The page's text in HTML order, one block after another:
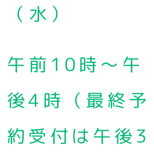
（水）
午前10時～午
後4時（最終予
約受付は午後3